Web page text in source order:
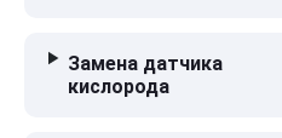
Замена датчика
кислорода